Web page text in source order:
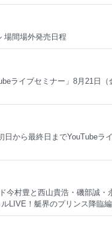
場間場外発売日程
ライブセミナー」8月21日
日から最終日までYouTubeラ
村豊と西山貴浩・磯部誠・
LIVE！艇界のプリンス降臨